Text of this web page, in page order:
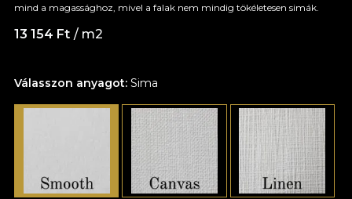
Válasszon anyagot: Sima
mind a magassághoz, mivel a falak nem mindig tökéletesen simák.
13 154 Ft / m2